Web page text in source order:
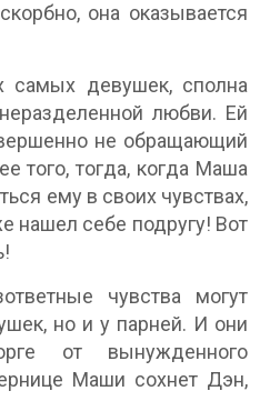
она оказывается
самых девушек, сполна
любви. Ей
не обращающий
того, тогда, когда Маша
ему в своих чувствах,
нашел себе подругу! Вот
чувства могут
но и у парней. И они
от вынужденного
Маши сохнет Дэн,